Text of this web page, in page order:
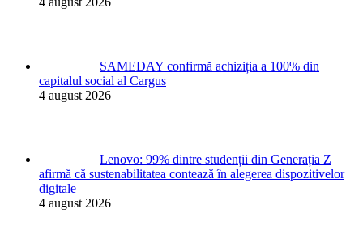
SAMEDAY confirmă achiziția a 100% din
capitalul social al Cargus
4 august 2026
Lenovo: 99% dintre studenții din Generația Z
afirmă că sustenabilitatea contează în alegerea dispozitivelor
digitale
4 august 2026